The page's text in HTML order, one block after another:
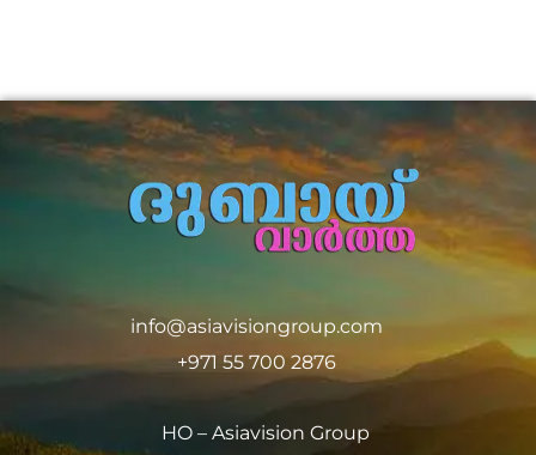
info@asiavisiongroup.com
+971 55 700 2876
HO – Asiavision Group